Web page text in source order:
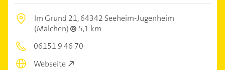
Im Grund 21,64342 Seeheim-Jugenheim
(Malchen)
5,1 km
06151 9 46 70
Webseite